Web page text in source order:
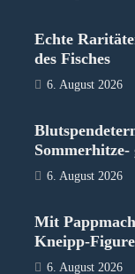
Echte
des Fisches
6. August 2026
Sommerhitze-
6. August 2026
Mit
Kneipp-
6. August 2026